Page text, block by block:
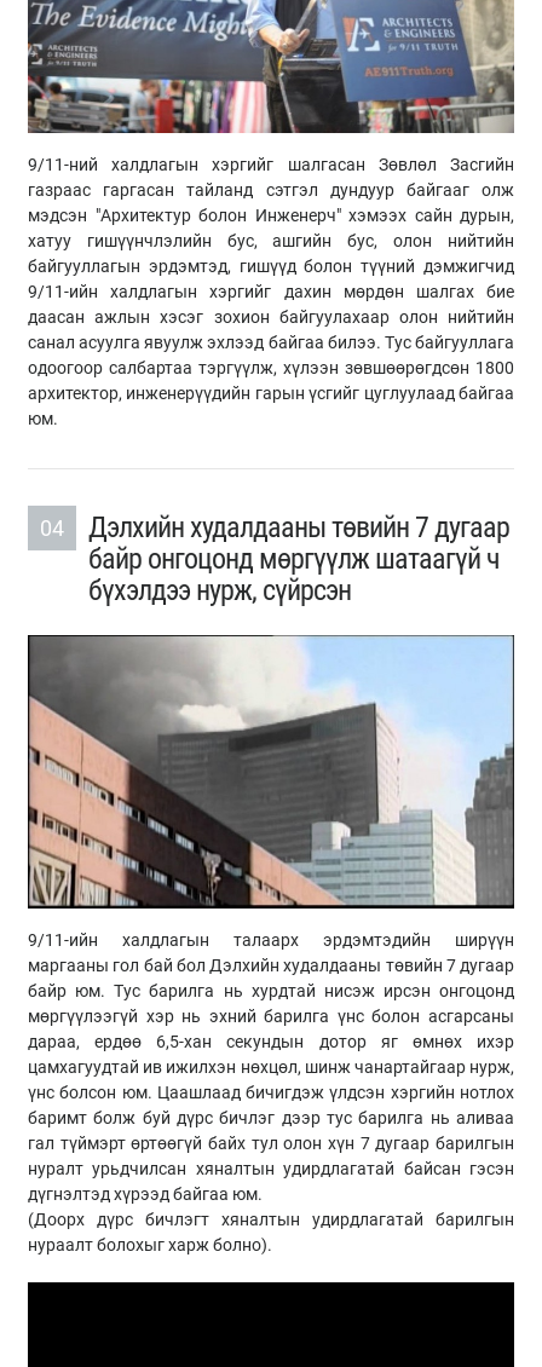
9/11-ний халдлагын хэргийг шалгасан Зөвлөл Засгийн
газраас гаргасан тайланд сэтгэл дундуур байгааг олж
мэдсэн "Архитектур болон Инженерч" хэмээх сайн дурын,
хатуу гишүүнчлэлийн бус, ашгийн бус, олон нийтийн
байгууллагын эрдэмтэд, гишүүд болон түүний дэмжигчид
9/11-ийн халдлагын хэргийг дахин мөрдөн шалгах бие
даасан ажлын хэсэг зохион байгуулахаар олон нийтийн
санал асуулга явуулж эхлээд байгаа билээ. Тус байгууллага
одоогоор салбартаа тэргүүлж, хүлээн зөвшөөрөгдсөн 1800
архитектор, инженерүүдийн гарын үсгийг цуглуулаад байгаа
юм.
04
Дэлхийн худалдааны төвийн 7 дугаар
байр онгоцонд мөргүүлж шатаагүй ч
бүхэлдээ нурж, сүйрсэн
9/11-ийн халдлагын талаарх эрдэмтэдийн ширүүн
маргааны гол бай бол Дэлхийн худалдааны төвийн 7 дугаар
байр юм. Тус барилга нь хурдтай нисэж ирсэн онгоцонд
мөргүүлээгүй хэр нь эхний барилга үнс болон асгарсаны
дараа, ердөө 6,5-хан секундын дотор яг өмнөх ихэр
цамхагуудтай ив ижилхэн нөхцөл, шинж чанартайгаар нурж,
үнс болсон юм. Цаашлаад бичигдэж үлдсэн хэргийн нотлох
баримт болж буй дүрс бичлэг дээр тус барилга нь аливаа
гал түймэрт өртөөгүй байх тул олон хүн 7 дугаар барилгын
нуралт урьдчилсан хяналтын удирдлагатай байсан гэсэн
дүгнэлтэд хүрээд байгаа юм.
(Доорх дүрс бичлэгт хяналтын удирдлагатай барилгын
нураалт болохыг харж болно).